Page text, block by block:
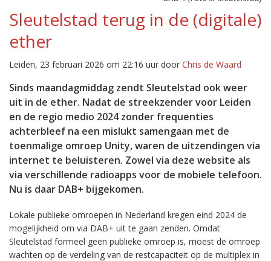
Sleutelstad terug in de (digitale)
ether
Leiden, 23 februari 2026 om 22:16 uur door Chris de Waard
Sinds maandagmiddag zendt Sleutelstad ook weer
uit in de ether. Nadat de streekzender voor Leiden
en de regio medio 2024 zonder frequenties
achterbleef na een mislukt samengaan met de
toenmalige omroep Unity, waren de uitzendingen via
internet te beluisteren. Zowel via deze website als
via verschillende radioapps voor de mobiele telefoon.
Nu is daar DAB+ bijgekomen.
Lokale publieke omroepen in Nederland kregen eind 2024 de
mogelijkheid om via DAB+ uit te gaan zenden. Omdat
Sleutelstad formeel geen publieke omroep is, moest de omroep
wachten op de verdeling van de restcapaciteit op de multiplex in